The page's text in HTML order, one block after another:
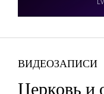
ВИДЕОЗАПИСИ
Церковь и